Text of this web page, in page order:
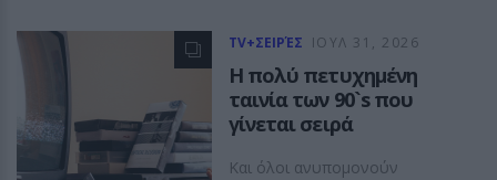
TV+ΣΕΙΡΈΣ ΙΟΥΛ 31, 2026
Η πολύ πετυχημένη
ταινία των 90`s που
γίνεται σειρά
Και όλοι ανυπομονούν